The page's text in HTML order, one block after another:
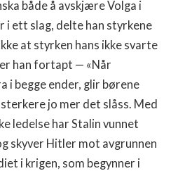
både å avskjære Volga i
i ett slag, delte han styrkene
at styrken hans ikke svarte
han fortapt — «Når
i begge ender, glir børene
jo mer det slåss. Med
ledelse har Sta­lin vunnet
skyver Hitler mot avgrunnen
i krigen, som begynner i